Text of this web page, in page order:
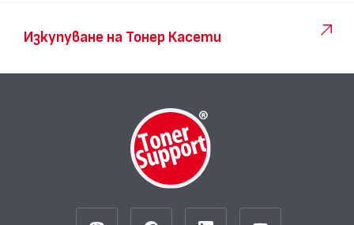
Изкупуване на Тонер Касети